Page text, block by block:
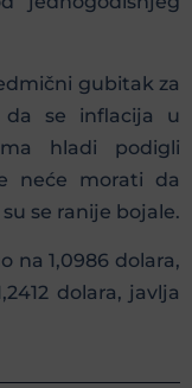
gubitak za
da se inflacija u
hladi podigli
neće morati da
se ranije bojale.
na 1,0986 dolara,
dolara, javlja